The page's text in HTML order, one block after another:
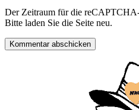
Der Zeitraum für die
Bitte laden Sie die Seite neu.